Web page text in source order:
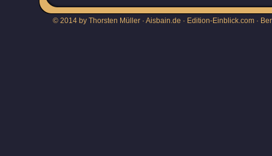
© 2014 by Thorsten Müller · Aisbain.de · Edition-Einblick.com ·